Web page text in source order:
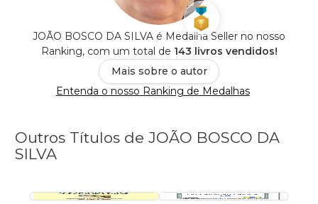
JOÃO BOSCO DA SILVA é Medalha Seller no nosso
Ranking, com um total de 143 livros vendidos!
Mais sobre o autor
Entenda o nosso Ranking de Medalhas
Outros Títulos de JOÃO BOSCO DA
SILVA